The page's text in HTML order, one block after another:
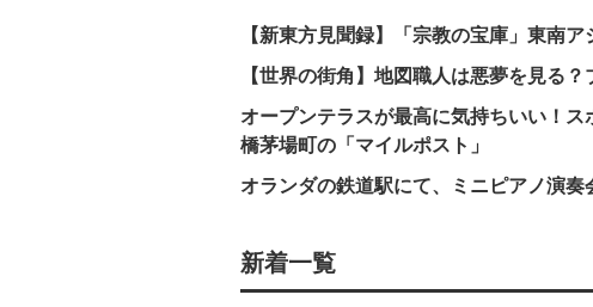
【新東方見聞録】「宗教の宝庫」東南ア
【世界の街角】地図職人は悪夢を見る
オープンテラスが最高に気持ちいい！
橋茅場町の「マイルポスト」
オランダの鉄道駅にて、ミニピアノ演奏
新着一覧